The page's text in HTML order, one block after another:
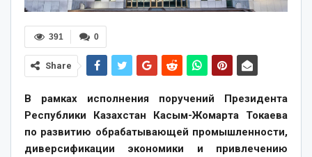
0
391
Share
В рамках исполнения поручений Президента
Республики Казахстан Касым-Жомарта Токаева
по развитию обрабатывающей промышленности,
диверсификации экономики и привлечению